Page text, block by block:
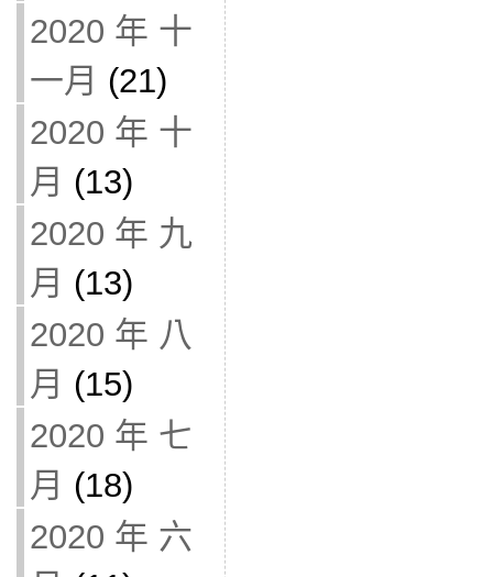
2020 年 十
一月 (21)
2020 年 十
月 (13)
2020 年 九
月 (13)
2020 年 八
月 (15)
2020 年 七
月 (18)
2020 年 六